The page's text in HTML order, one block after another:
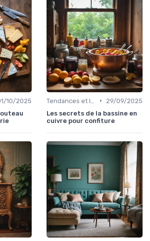
10/2025
•
29/09/2025
Les secrets de la bassine en
cuivre pour confiture